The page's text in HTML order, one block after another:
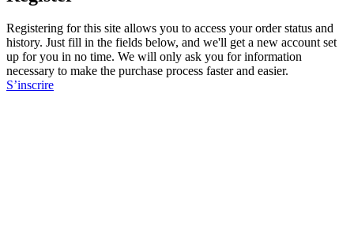
Registering for this site allows you to access your order status and
history. Just fill in the fields below, and we'll get a new account set
up for you in no time. We will only ask you for information
necessary to make the purchase process faster and easier.
S’inscrire